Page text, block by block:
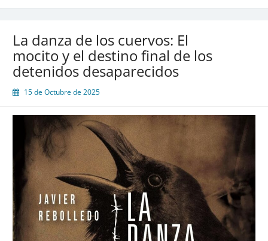
La danza de los cuervos: El
mocito y el destino final de los
detenidos desaparecidos
15 de Octubre de 2025